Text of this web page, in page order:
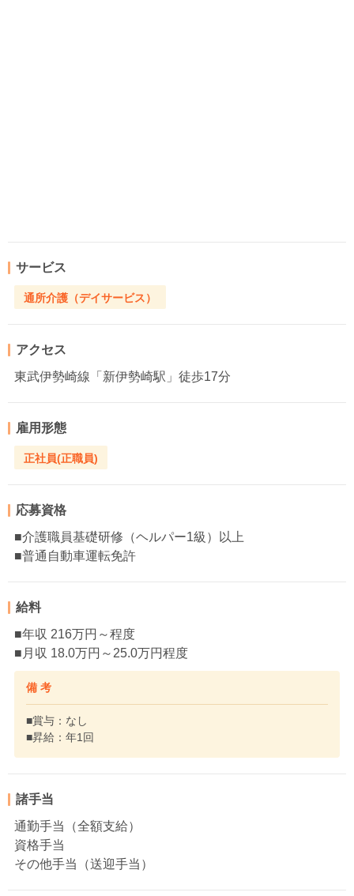
サービス
通所介護（デイサービス）
アクセス
東武伊勢崎線「新伊勢崎駅」徒歩17分
雇用形態
正社員(正職員)
応募資格
■介護職員基礎研修（ヘルパー1級）以上
■普通自動車運転免許
給料
■年収 216万円～程度
■月収 18.0万円～25.0万円程度
備 考
■賞与：なし
■昇給：年1回
諸手当
通勤手当（全額支給）
資格手当
その他手当（送迎手当）